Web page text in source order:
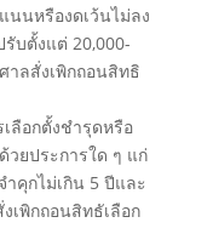
นนหรืองดเว้นไม่ลง
บตั้งแต่ 20,000-
าลสั่งเพิกถอนสิทธิ
ลือกตั้งชำรุดหรือ
วยประการใด ๆ แก่
คุกไม่เกิน 5 ปีและ
เพิกถอนสิทธัเลือก